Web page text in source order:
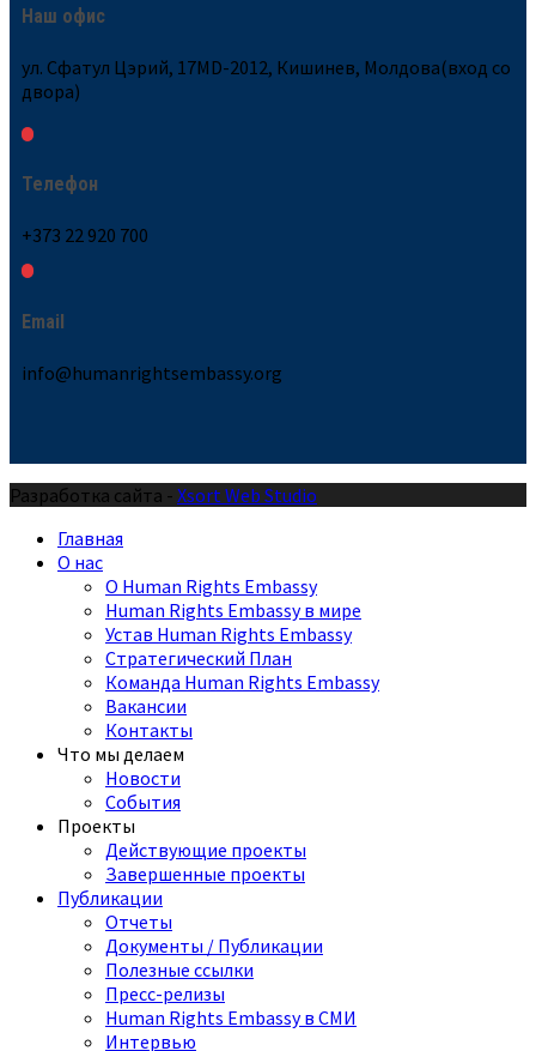
Наш офис
ул. Сфатул Цэрий, 17MD-2012, Кишинев, Молдова(вход со
двора)
Телефон
+373 22 920 700
Email
info@humanrightsembassy.org
Разработка сайта - Xsort Web Studio
Главная
О нас
О Human Rights Embassy
Human Rights Embassy в мире
Устав Human Rights Embassy
Стратегический План
Команда Human Rights Embassy
Вакансии
Контакты
Что мы делаем
Новости
События
Проекты
Действующие проекты
Завершенные проекты
Публикации
Отчеты
Документы / Публикации
Полезные ссылки
Пресс-релизы
Human Rights Embassy в СМИ
Интервью